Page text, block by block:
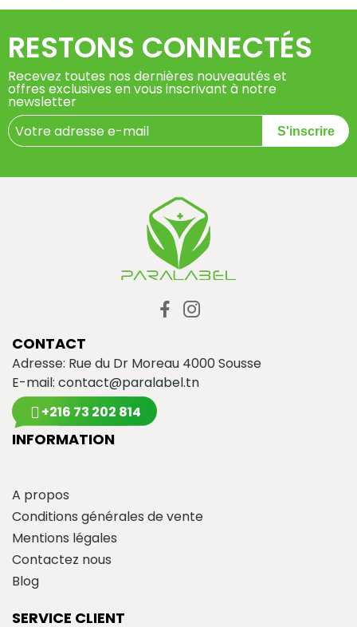
RESTONS CONNECTÉS
Recevez toutes nos dernières nouveautés et
offres exclusives en vous inscrivant à notre
newsletter
S'inscrire
CONTACT
Adresse: Rue du Dr Moreau 4000 Sousse
E-mail: contact@paralabel.tn
+216 73 202 814
INFORMATION
A propos
Conditions générales de vente
Mentions légales
Contactez nous
Blog
SERVICE CLIENT